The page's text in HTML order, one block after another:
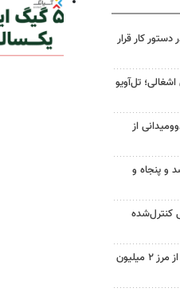
دستور کار قرار
تل‌آویو
از
و پنجاه و
کنترل‌شده
تردد زائران اربعین در خوزستان از مرز ۲ میلیون